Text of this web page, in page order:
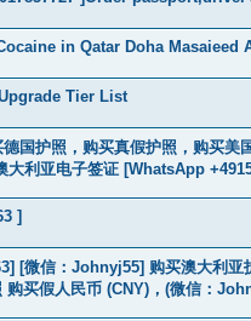
in Qatar Doha Masaieed
Tier List
国护照，购买真假护照，购买美
利亚电子签证 [WhatsApp
]
[微信：Johnyj55] 购买澳大利亚
购买假人民币 (CNY)，(微信：